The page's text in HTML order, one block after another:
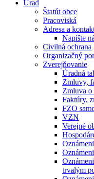
Úrad
Štatút obce
Pracoviská
Adresa a
Napíšte
Civilná ochrana
Organizačný
Zverejňovanie
Úradná
Zmluvy,
Zmluva o
Faktúry,
FZO
VZN
Verejné
trvalým